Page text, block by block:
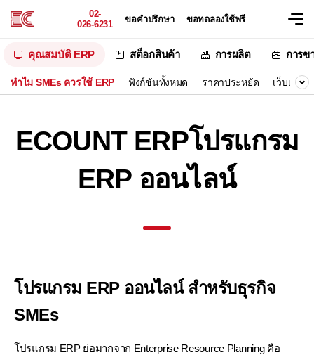
02-
026-6231
ขอคำปรึกษา ขอทดลองใช้ฟรี
คุณสมบัติ ERP สต็อกสินค้า การผลิต การข
ทำไม SMEs ควรใช้ ERP ฟังก์ชันทั้งหมด ราคาประหยัด เว็บเบส
ECOUNT ERPโปรแกรม
ERP ออนไลน์
โปรแกรม ERP ออนไลน์ สำหรับธุรกิจ
SMEs
โปรแกรม ERP ย่อมากจาก Enterprise Resource Planning คือ